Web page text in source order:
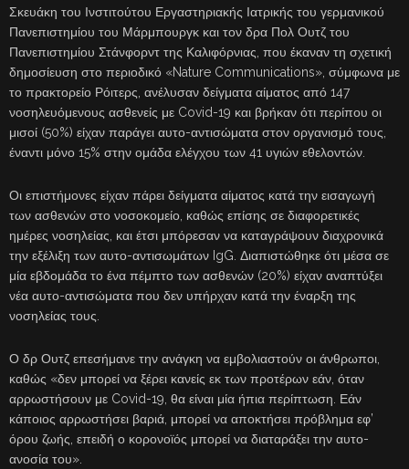
Σκευάκη του Ινστιτούτου Εργαστηριακής Ιατρικής του γερμανικού
Πανεπιστημίου του Μάρμπουργκ και τον δρα Πολ Ουτζ του
Πανεπιστημίου Στάνφορντ της Καλιφόρνιας, που έκαναν τη σχετική
δημοσίευση στο περιοδικό «Nature Communications», σύμφωνα με
το πρακτορείο Ρόιτερς, ανέλυσαν δείγματα αίματος από 147
νοσηλευόμενους ασθενείς με Covid-19 και βρήκαν ότι περίπου οι
μισοί (50%) είχαν παράγει αυτο-αντισώματα στον οργανισμό τους,
έναντι μόνο 15% στην ομάδα ελέγχου των 41 υγιών εθελοντών.
Οι επιστήμονες είχαν πάρει δείγματα αίματος κατά την εισαγωγή
των ασθενών στο νοσοκομείο, καθώς επίσης σε διαφορετικές
ημέρες νοσηλείας, και έτσι μπόρεσαν να καταγράψουν διαχρονικά
την εξέλιξη των αυτο-αντισωμάτων IgG. Διαπιστώθηκε ότι μέσα σε
μία εβδομάδα το ένα πέμπτο των ασθενών (20%) είχαν αναπτύξει
νέα αυτο-αντισώματα που δεν υπήρχαν κατά την έναρξη της
νοσηλείας τους.
Ο δρ Ουτζ επεσήμανε την ανάγκη να εμβολιαστούν οι άνθρωποι,
καθώς «δεν μπορεί να ξέρει κανείς εκ των προτέρων εάν, όταν
αρρωστήσουν με Covid-19, θα είναι μία ήπια περίπτωση. Εάν
κάποιος αρρωστήσει βαριά, μπορεί να αποκτήσει πρόβλημα εφ’
όρου ζωής, επειδή ο κορονοϊός μπορεί να διαταράξει την αυτο-
ανοσία του».